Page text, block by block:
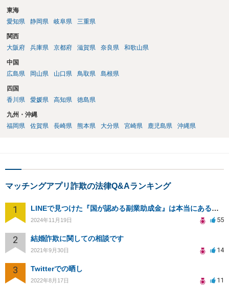
東海
愛知県
静岡県 岐阜県 三重県
関西
大阪府
兵庫県 京都府 滋賀県 奈良県 和歌山県
中国
広島県
岡山県 山口県 鳥取県 島根県
四国
香川県
愛媛県 高知県 徳島県
九州・沖縄
福岡県
佐賀県 長崎県 熊本県 大分県 宮崎県 鹿児島県 沖縄県
マッチングアプリ詐欺の法律Q&Aランキング
1 LINEで見つけた『国が認める副業助成金』は本当にあるのですか？今それで訴えられそうでどうすれば？
2024年11月19日 55
2 結婚詐欺に関しての相談です
2021年9月30日 14
3 Twitterでの晒し
2022年8月17日 11